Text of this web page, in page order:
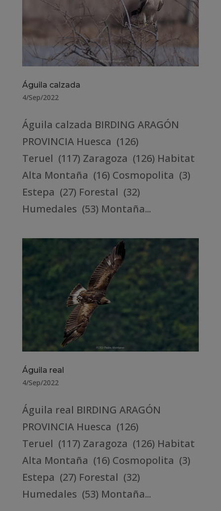
Águila calzada
4/Sep/2022
Águila calzada BIRDING ARAGÓN
PROVINCIA Huesca (126)
Teruel (117) Zaragoza (126) Habitat
Alta Montaña (16) Cosmopolita (3)
Estepa (27) Forestal (32)
Humedales (53) Montaña...
Águila real
4/Sep/2022
Águila real BIRDING ARAGÓN
PROVINCIA Huesca (126)
Teruel (117) Zaragoza (126) Habitat
Alta Montaña (16) Cosmopolita (3)
Estepa (27) Forestal (32)
Humedales (53) Montaña...